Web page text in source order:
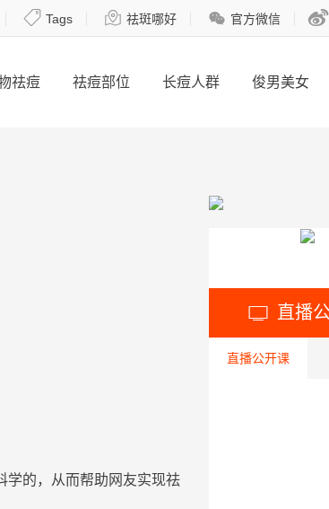
 Tags  祛斑哪好  官方微信 
祛痘 祛痘部位 长痘人群 俊男美女
学的，从而帮助网友实现祛
 直播
直播公开课